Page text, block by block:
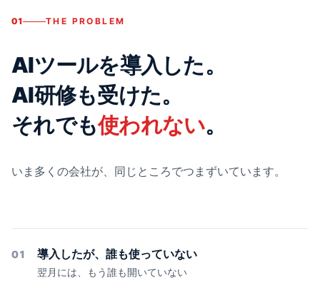
01 THE PROBLEM
AIツールを導入した。
AI研修も受けた。
それでも使われない。
いま多くの会社が、同じところでつまずいています。
01 導入したが、誰も使っていない
翌月には、もう誰も開いていない